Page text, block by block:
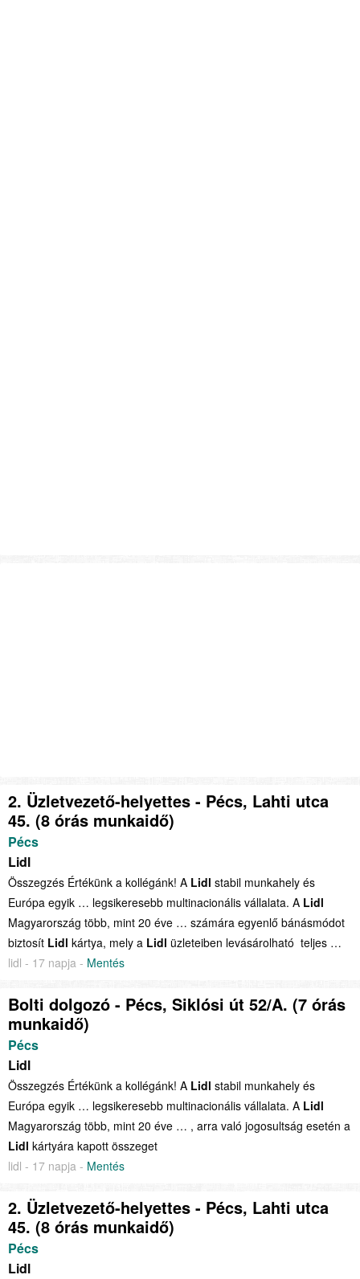
2. Üzletvezető-helyettes - Pécs, Lahti utca
45. (8 órás munkaidő)
Pécs
Lidl
Összegzés Értékünk a kollégánk! A Lidl stabil munkahely és
Európa egyik … legsikeresebb multinacionális vállalata. A Lidl
Magyarország több, mint 20 éve … számára egyenlő bánásmódot
biztosít Lidl kártya, mely a Lidl üzleteiben levásárolható teljes …
lidl - 17 napja - Mentés
Bolti dolgozó - Pécs, Siklósi út 52/A. (7 órás
munkaidő)
Pécs
Lidl
Összegzés Értékünk a kollégánk! A Lidl stabil munkahely és
Európa egyik … legsikeresebb multinacionális vállalata. A Lidl
Magyarország több, mint 20 éve … , arra való jogosultság esetén a
Lidl kártyára kapott összeget
lidl - 17 napja - Mentés
2. Üzletvezető-helyettes - Pécs, Lahti utca
45. (8 órás munkaidő)
Pécs
Lidl